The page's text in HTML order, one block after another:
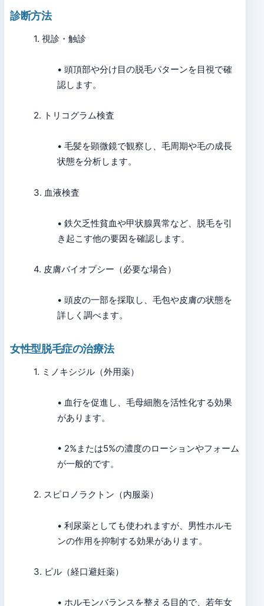
診断方法
1. 視診・触診
• 頭頂部や分け目の脱毛パターンを目視で確
認します。
2. トリコグラム検査
• 毛髪を顕微鏡で観察し、毛周期や毛の成長
状態を分析します。
3. 血液検査
• 鉄欠乏性貧血や甲状腺異常など、脱毛を引
き起こす他の要因を確認します。
4. 皮膚バイオプシー（必要な場合）
• 頭皮の一部を採取し、毛包や皮膚の状態を
詳しく調べます。
女性型脱毛症の治療法
1. ミノキシジル（外用薬）
• 血行を促進し、毛母細胞を活性化する効果
があります。
• 2%または5%の濃度のローションやフォーム
が一般的です。
2. スピロノラクトン（内服薬）
• 利尿薬としても使われますが、男性ホルモ
ンの作用を抑制する効果があります。
3. ピル（経口避妊薬）
• ホルモンバランスを整える目的で、若年女